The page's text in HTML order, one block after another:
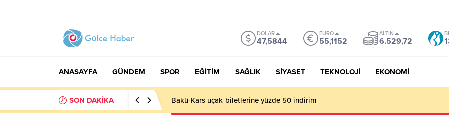
DOLAR
47,5844
EURO
55,1152
ALTIN
6.529,72
ANASAYFA GÜNDEM SPOR EĞİTİM SAĞLIK SİYASET TEKNOLOJİ EKONOMİ
SON DAKİKA Basın İlan Kurumu Genel Müdürü Çay, Bursa’da gazetecilerle buluştu